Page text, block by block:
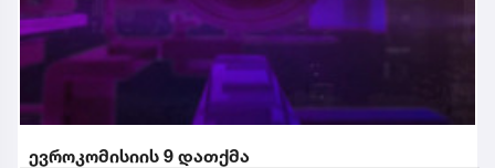
ევროკომისიის 9 დათქმა